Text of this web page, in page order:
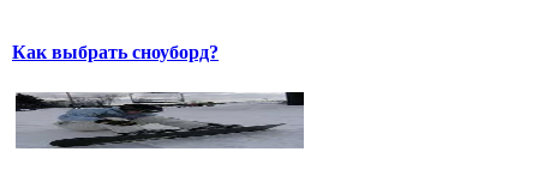
Как выбрать сноуборд?